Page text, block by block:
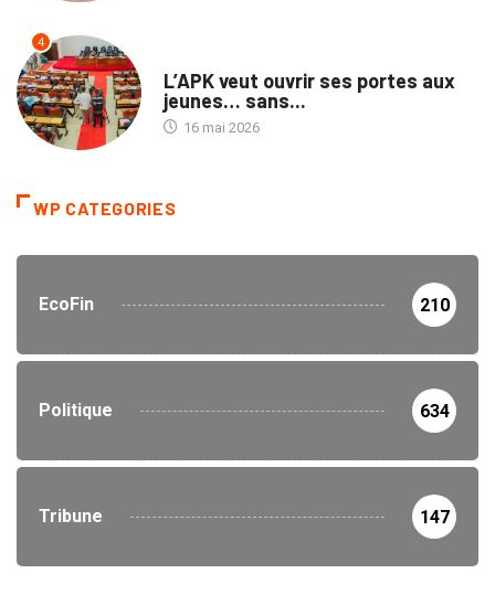
4
L’APK veut ouvrir ses portes aux
jeunes… sans...
16 mai 2026
WP CATEGORIES
EcoFin 210
Politique 634
Tribune 147